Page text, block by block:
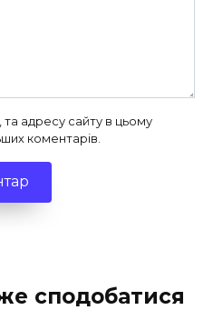
адресу сайту в цьому
коментарів.
сподобатися